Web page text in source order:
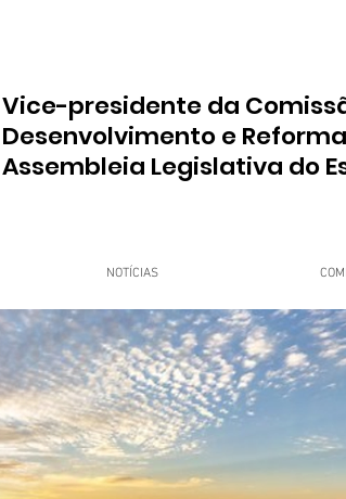
Vice-presidente da
Desenvolvimento e
Assembleia Legislativa do
NOTÍCIAS
do Carmo